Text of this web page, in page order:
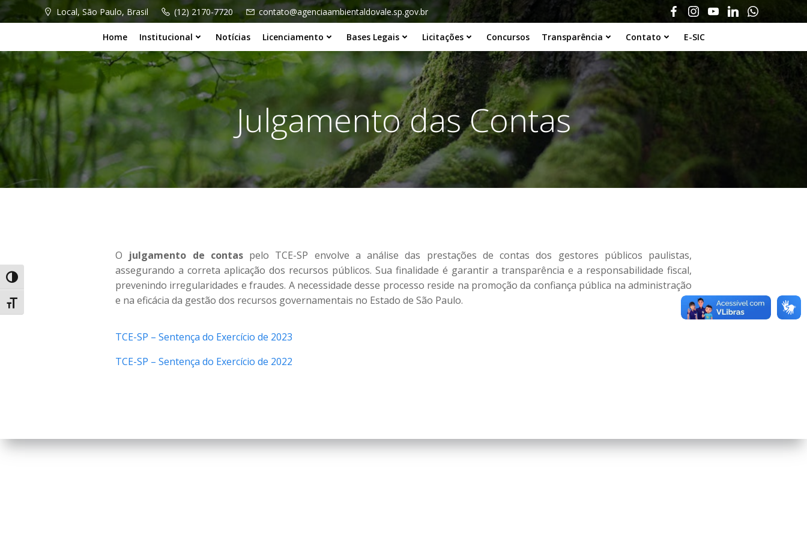
Alternar alto contraste
Alternar tamanho da fonte
Local, São Paulo, Brasil (12) 2170-7720 contato@agenciaambientaldovale.sp.gov.br
Home Institucional Notícias Licenciamento Bases Legais Licitações Concursos Transparência Contato E-SIC
Julgamento das Contas
O julgamento de contaspelo TCE-SP envolve a análise das prestações de contas dos gestores públicos paulistas,
assegurando a correta aplicação dos recursos públicos. Sua finalidade é garantir a transparência e a responsabilidade fiscal,
prevenindo irregularidades e fraudes. A necessidade desse processo reside na promoção da confiança pública na administração
e na eficácia da gestão dos recursos governamentais no Estado de São Paulo.
TCE-SP – Sentença do Exercício de 2023
TCE-SP – Sentença do Exercício de 2022